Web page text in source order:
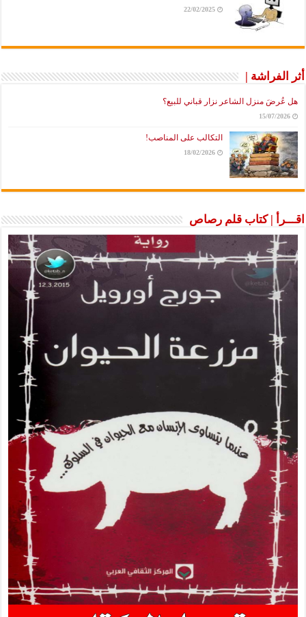
22/02/2025
أثر الفراشة |
هل عُرضَ منزل الشاعر نزار قباني للبيع؟
15/07/2026
التكالب على المناصب!
18/02/2026
اقـــرأ | كتاب قلم رصاص